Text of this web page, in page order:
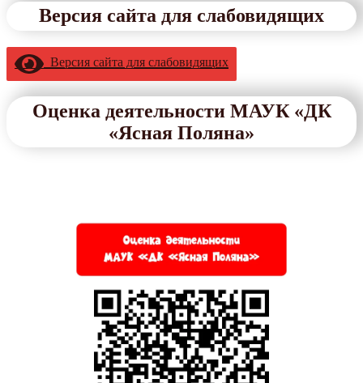
Версия сайта для слабовидящих
Версия сайта для слабовидящих
Оценка деятельности МАУК «ДК
«Ясная Поляна»